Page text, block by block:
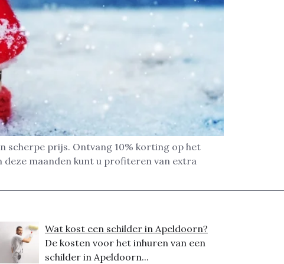
scherpe prijs. Ontvang 10% korting op het
maanden kunt u profiteren van extra
Wat kost een schilder in Apeldoorn?
De kosten voor het inhuren van een
schilder in Apeldoorn...